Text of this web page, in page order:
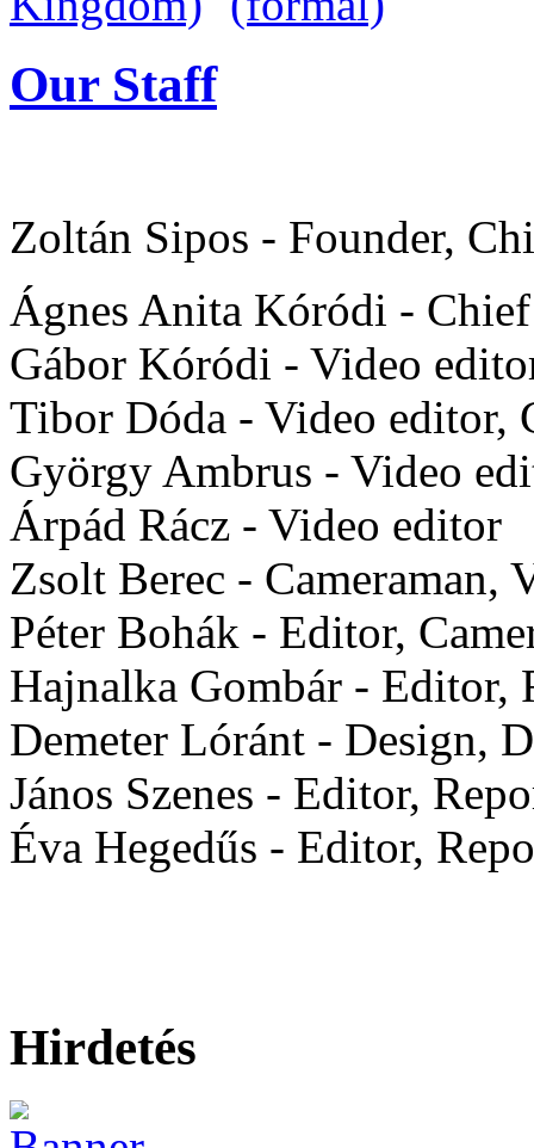
Our Staff
Zoltán Sipos - Founder,
Ágnes Anita Kóródi -
Gábor Kóródi - Video
Tibor Dóda - Video editor,
György Ambrus - Video
Árpád Rácz - Video editor
Zsolt Berec - Cameraman,
Péter Bohák - Editor,
Hajnalka Gombár - Editor,
Demeter Lóránt - Design,
János Szenes - Editor,
Éva Hegedűs - Editor,
Hirdetés